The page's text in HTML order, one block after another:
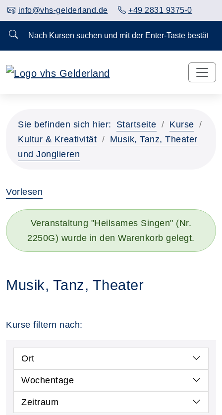
info@vhs-gelderland.de +49 2831 9375-0
Nach Kursen suchen und mit der Enter-Taste
Sie befinden sich hier: Startseite
Kurse
Kultur & Kreativität
Musik, Tanz, Theater
und Jonglieren
Vorlesen
Veranstaltung "Heilsames Singen" (Nr.
2250G) wurde in den Warenkorb gelegt.
Musik, Tanz, Theater
Kurse filtern nach:
Ort
Wochentage
Zeitraum